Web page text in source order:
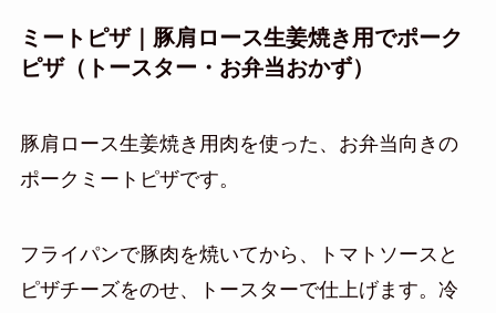
ミートピザ｜豚肩ロース生姜焼き用でポーク
ピザ（トースター・お弁当おかず）
豚肩ロース生姜焼き用肉を使った、お弁当向きの
ポークミートピザです。
フライパンで豚肉を焼いてから、トマトソースと
ピザチーズをのせ、トースターで仕上げます。冷